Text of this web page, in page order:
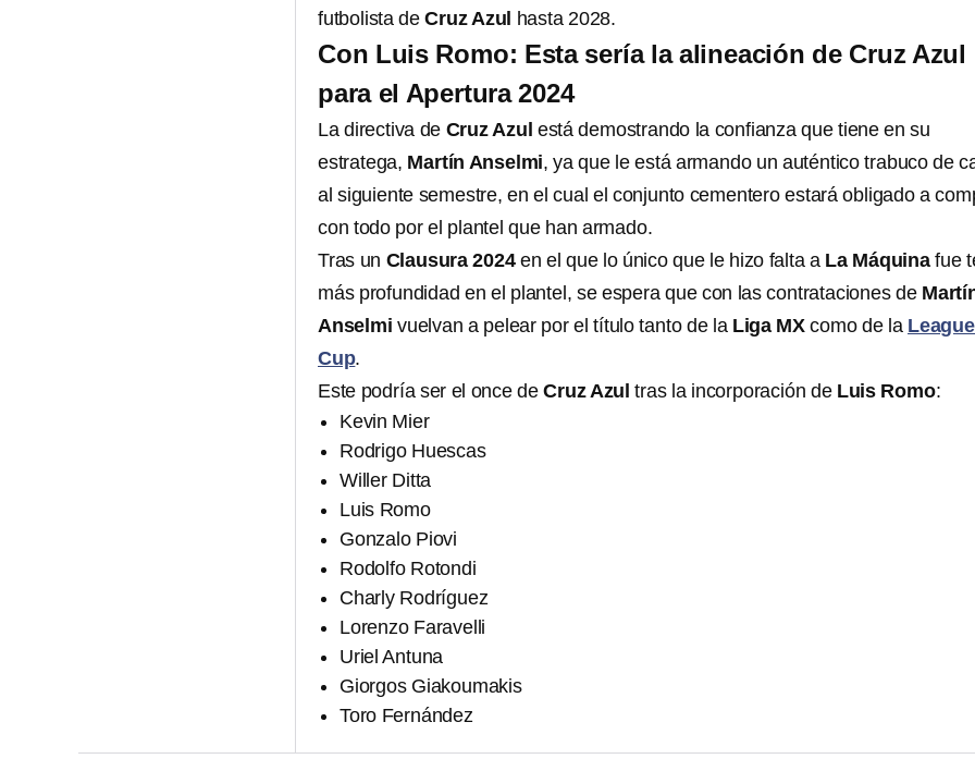
futbolista deCruz Azul hasta 2028.
Con Luis Romo: Esta sería la alineación de Cruz Azul
para el Apertura 2024
La directiva de Cruz Azul está demostrando la confianza que tiene en su
estratega, Martín Anselmi, ya que le está armando un auténtico trabuco de
al siguiente semestre, en el cual el conjunto cementero estará obligado a
con todo por el plantel que han armado.
Tras un Clausura 2024en el que lo único que le hizo falta a La Máquinafue
más profundidad en el plantel, se espera que con las contrataciones de
Anselmi vuelvan a pelear por el título tanto de la Liga MX como de la
Cup.
Este podría ser el once deCruz Azul tras la incorporación de Luis Romo:
Kevin Mier
Rodrigo Huescas
Willer Ditta
Luis Romo
Gonzalo Piovi
Rodolfo Rotondi
Charly Rodríguez
Lorenzo Faravelli
Uriel Antuna
Giorgos Giakoumakis
Toro Fernández